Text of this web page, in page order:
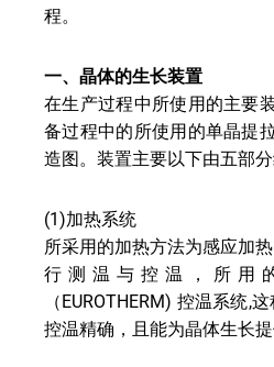
程。
一、晶体的生长装置
在生产过程中所使用的主要
备过程中的所使用的单晶提
造图。装置主要以下由五部分
(1)加热系统
所采用的加热方法为感应加
行测温与控温，所用
（EUROTHERM) 控温系统,
控温精确，且能为晶体生长提